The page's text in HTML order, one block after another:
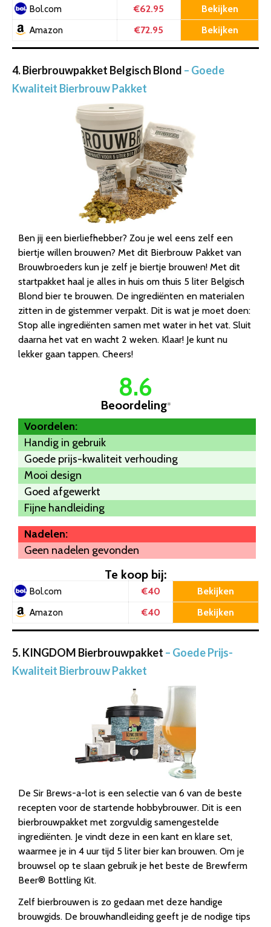
Bol.com €62.95 Bekijken
Amazon €72.95 Bekijken
4. Bierbrouwpakket Belgisch Blond – Goede
Kwaliteit Bierbrouw Pakket
Ben jij een bierliefhebber? Zou je wel eens zelf een
biertje willen brouwen? Met dit Bierbrouw Pakket van
Brouwbroeders kun je zelf je biertje brouwen! Met dit
startpakket haal je alles in huis om thuis 5 liter Belgisch
Blond bier te brouwen. De ingrediënten en materialen
zitten in de gistemmer verpakt. Dit is wat je moet doen:
Stop alle ingrediënten samen met water in het vat. Sluit
daarna het vat en wacht 2 weken. Klaar! Je kunt nu
lekker gaan tappen. Cheers!
8.6
Beoordeling*
Voordelen:
Handig in gebruik
Goede prijs-kwaliteit verhouding
Mooi design
Goed afgewerkt
Fijne handleiding
Nadelen:
Geen nadelen gevonden
Te koop bij:
Bol.com €40 Bekijken
Amazon €40 Bekijken
5. KINGDOM Bierbrouwpakket – Goede Prijs-
Kwaliteit Bierbrouw Pakket
De Sir Brews-a-lot is een selectie van 6 van de beste
recepten voor de startende hobbybrouwer. Dit is een
bierbrouwpakket met zorgvuldig samengestelde
ingrediënten. Je vindt deze in een kant en klare set,
waarmee je in 4 uur tijd 5 liter bier kan brouwen. Om je
brouwsel op te slaan gebruik je het beste de Brewferm
Beer® Bottling Kit.
Zelf bierbrouwen is zo gedaan met deze handige
brouwgids. De brouwhandleiding geeft je de nodige tips